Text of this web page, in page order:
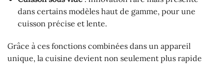
dans certains modèles haut de gamme, pour une
cuisson précise et lente.
Grâce à ces fonctions combinées dans un appareil
unique, la cuisine devient non seulement plus rapide